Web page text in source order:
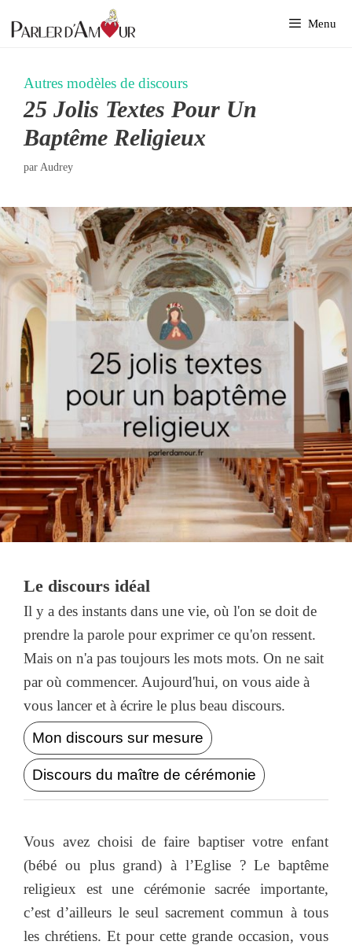
au
Menu
Autres modèles de discours
25 Jolis Textes Pour Un
Baptême Religieux
par Audrey
Le discours idéal
Il y a des instants dans une vie, où l'on se doit de
prendre la parole pour exprimer ce qu'on ressent.
Mais on n'a pas toujours les mots mots. On ne sait
par où commencer. Aujourd'hui, on vous aide à
vous lancer et à écrire le plus beau discours.
Mon discours sur mesure
Discours du maître de cérémonie
Vous avez choisi de faire baptiser votre enfant
(bébé ou plus grand) à l’Eglise ? Le baptême
religieux est une cérémonie sacrée importante,
c’est d’ailleurs le seul sacrement commun à tous
les chrétiens. Et pour cette grande occasion, vous